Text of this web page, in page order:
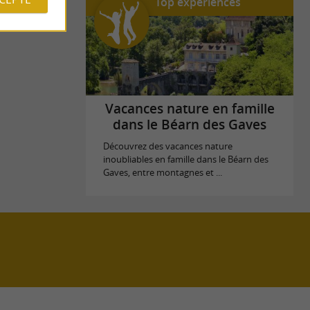
Vacances nature en famille
dans le Béarn des Gaves
Découvrez des vacances nature
inoubliables en famille dans le Béarn des
Gaves, entre montagnes et ...